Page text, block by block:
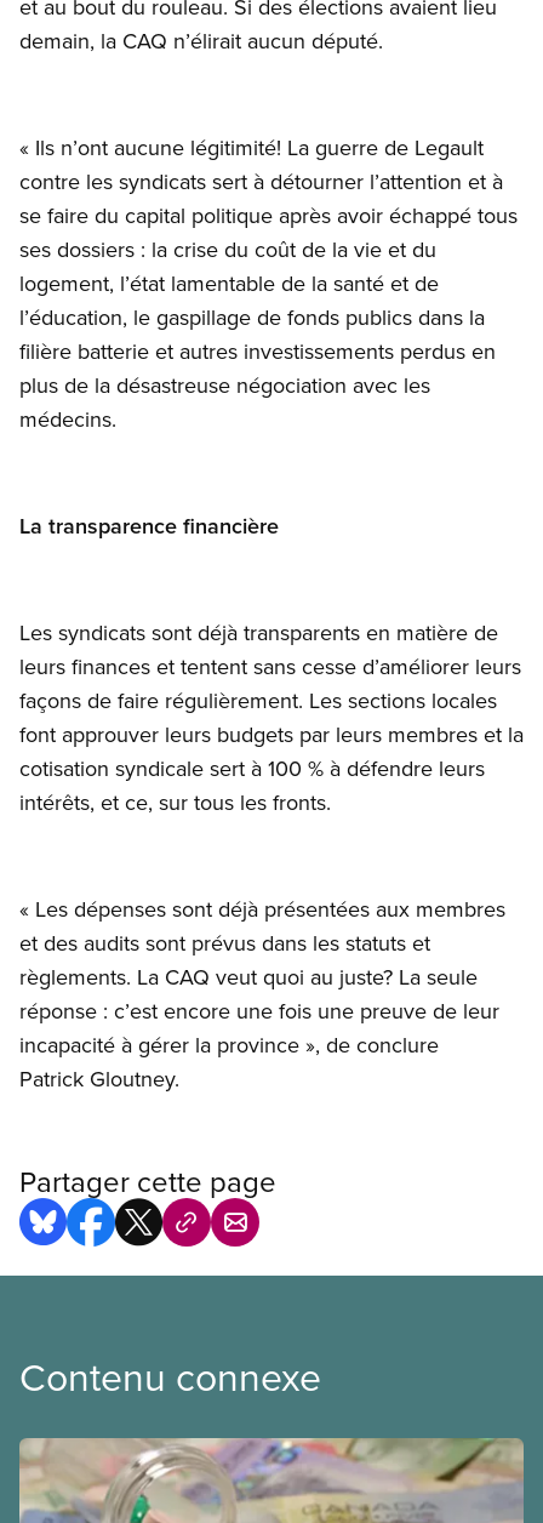
et au bout du rouleau. Si des élections avaient lieu
demain, la CAQ n’élirait aucun député.
« Ils n’ont aucune légitimité! La guerre de Legault
contre les syndicats sert à détourner l’attention et à
se faire du capital politique après avoir échappé tous
ses dossiers : la crise du coût de la vie et du
logement, l’état lamentable de la santé et de
l’éducation, le gaspillage de fonds publics dans la
filière batterie et autres investissements perdus en
plus de la désastreuse négociation avec les
médecins.
La transparence financière
Les syndicats sont déjà transparents en matière de
leurs finances et tentent sans cesse d’améliorer leurs
façons de faire régulièrement. Les sections locales
font approuver leurs budgets par leurs membres et la
cotisation syndicale sert à 100 % à défendre leurs
intérêts, et ce, sur tous les fronts.
« Les dépenses sont déjà présentées aux membres
et des audits sont prévus dans les statuts et
règlements. La CAQ veut quoi au juste? La seule
réponse : c’est encore une fois une preuve de leur
incapacité à gérer la province », de conclure
Patrick Gloutney.
Partager cette page
Contenu connexe